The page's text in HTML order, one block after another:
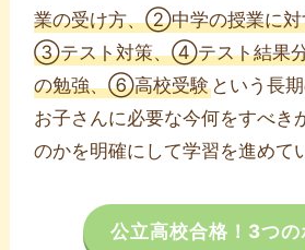
業の受け方、②中学の授業に対
③テスト対策、④テスト結果
の勉強、⑥高校受験 という長
お子さんに必要な今何をすべき
のかを明確にして学習を進めて
公立高校合格！3つの